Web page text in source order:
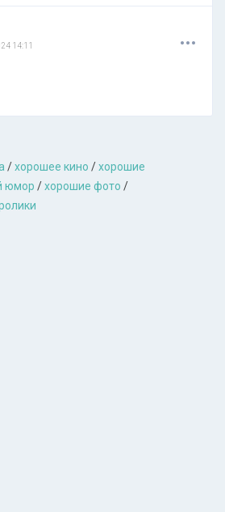
14:11 ...
/хорошее кино /хорошие
юмор /хорошие фото /